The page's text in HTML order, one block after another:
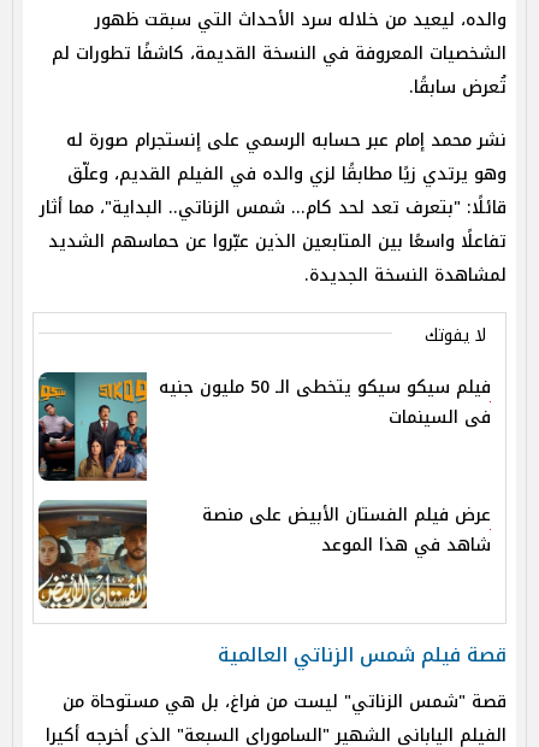
والده، ليعيد من خلاله سرد الأحداث التي سبقت ظهور
الشخصيات المعروفة في النسخة القديمة، كاشفًا تطورات لم
تُعرض سابقًا.
نشر محمد إمام عبر حسابه الرسمي على إنستجرام صورة له
وهو يرتدي زيًا مطابقًا لزي والده في الفيلم القديم، وعلّق
قائلًا: "بتعرف تعد لحد كام... شمس الزناتي.. البداية"، مما أثار
تفاعلًا واسعًا بين المتابعين الذين عبّروا عن حماسهم الشديد
لمشاهدة النسخة الجديدة.
لا يفوتك
فيلم سيكو سيكو يتخطى الـ 50 مليون جنيه
فى السينمات
عرض فيلم الفستان الأبيض على منصة
شاهد في هذا الموعد
قصة فيلم شمس الزناتي العالمية
قصة "شمس الزناتي" ليست من فراغ، بل هي مستوحاة من
الفيلم الياباني الشهير "الساموراي السبعة" الذي أخرجه أكيرا